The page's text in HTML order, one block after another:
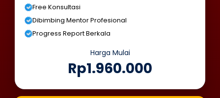
Free Konsultasi
Dibimbing Mentor Profesional
Progress Report Berkala
Harga Mulai
Rp1.960.000